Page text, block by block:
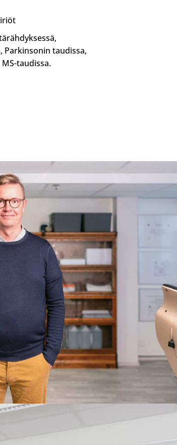
taudissa,
taudissa.